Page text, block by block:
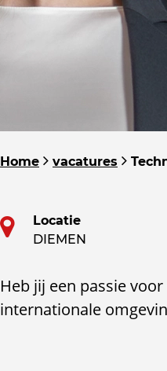
Home vacatures
Locatie
DIEMEN
Heb jij een passie
internationale